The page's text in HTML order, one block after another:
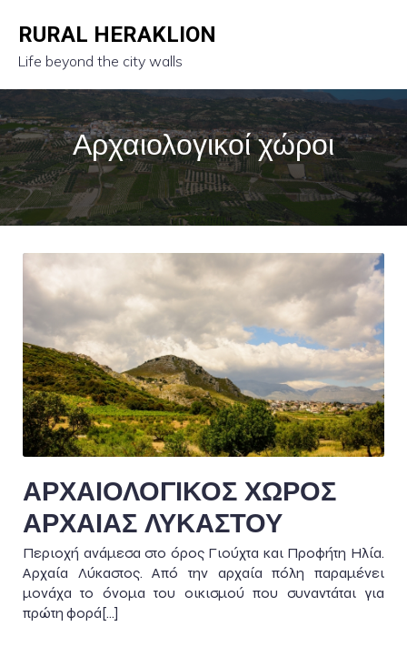
RURAL HERAKLION
Life beyond the city walls
Αρχαιολογικοί χώροι
ΑΡΧΑΙΟΛΟΓΙΚΟΣ ΧΩΡΟΣ
ΑΡΧΑΙΑΣ ΛΥΚΑΣΤΟΥ
Περιοχή ανάμεσα στο όρος Γιούχτα και Προφήτη Ηλία.
Αρχαία Λύκαστος. Από την αρχαία πόλη παραμένει
μονάχα το όνομα του οικισμού που συναντάται για
πρώτη φορά[…]